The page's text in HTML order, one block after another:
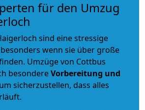
für den Umzug
sind eine stressige
wenn sie über große
Umzüge von Cottbus
besondereVorbereitung und
sicherzustellen, dass alles